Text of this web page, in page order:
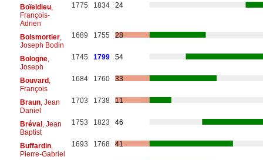
Boïeldieu,
François-
Adrien
1775 1834 24
Boismortier,
Joseph Bodin
1689 1755 28
Bologne,
Joseph
1745 1799 54
Bouvard,
François
1684 1760 33
Braun, Jean
Daniel
1703 1738 11
Bréval, Jean
Baptist
1753 1823 46
Buffardin,
Pierre-Gabriel
1693 1768 41